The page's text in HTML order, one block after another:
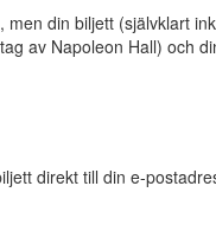
din biljett (självklart
av Napoleon Hall) och
direkt till din e-